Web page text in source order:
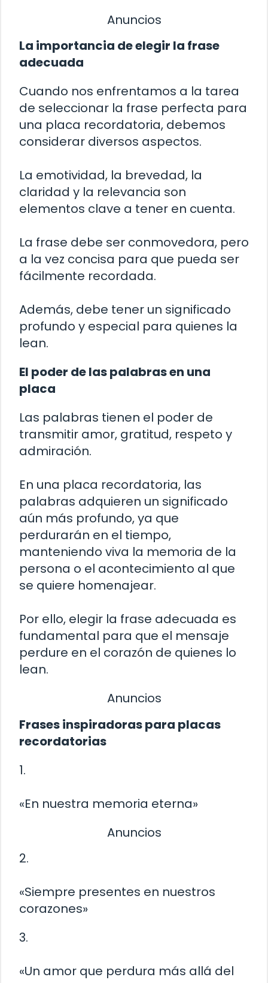
Anuncios
La importancia de elegir la frase
adecuada
Cuando nos enfrentamos a la tarea
de seleccionar la frase perfecta para
una placa recordatoria, debemos
considerar diversos aspectos.
La emotividad, la brevedad, la
claridad y la relevancia son
elementos clave a tener en cuenta.
La frase debe ser conmovedora, pero
a la vez concisa para que pueda ser
fácilmente recordada.
Además, debe tener un significado
profundo y especial para quienes la
lean.
El poder de las palabras en una
placa
Las palabras tienen el poder de
transmitir amor, gratitud, respeto y
admiración.
En una placa recordatoria, las
palabras adquieren un significado
aún más profundo, ya que
perdurarán en el tiempo,
manteniendo viva la memoria de la
persona o el acontecimiento al que
se quiere homenajear.
Por ello, elegir la frase adecuada es
fundamental para que el mensaje
perdure en el corazón de quienes lo
lean.
Anuncios
Frases inspiradoras para placas
recordatorias
1.
«En nuestra memoria eterna»
Anuncios
2.
«Siempre presentes en nuestros
corazones»
3.
«Un amor que perdura más allá del